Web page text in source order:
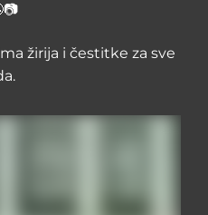
žirija i čestitke za sve